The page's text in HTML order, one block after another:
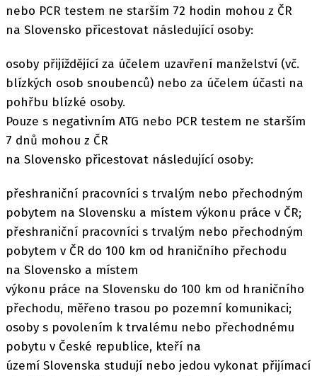
nebo PCR testem ne starším 72 hodin mohou z ČR
na Slovensko přicestovat následující osoby:
osoby přijíždějící za účelem uzavření manželství (vč.
blízkých osob snoubenců) nebo za účelem účasti na
pohřbu blízké osoby.
Pouze s negativním ATG nebo PCR testem ne starším
7 dnů mohou z ČR
na Slovensko přicestovat následující osoby:
přeshraniční pracovníci s trvalým nebo přechodným
pobytem na Slovensku a místem výkonu práce v ČR;
přeshraniční pracovníci s trvalým nebo přechodným
pobytem v ČR do 100 km od hraničního přechodu
na Slovensko a místem
výkonu práce na Slovensku do 100 km od hraničního
přechodu, měřeno trasou po pozemní komunikaci;
osoby s povolením k trvalému nebo přechodnému
pobytu v České republice, kteří na
území Slovenska studují nebo jedou vykonat přijímací